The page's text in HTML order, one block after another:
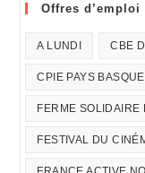
Offres
A LUNDI CBE
CPIE PAYS BASQUE
FERME SOLIDAIRE
FESTIVAL DU